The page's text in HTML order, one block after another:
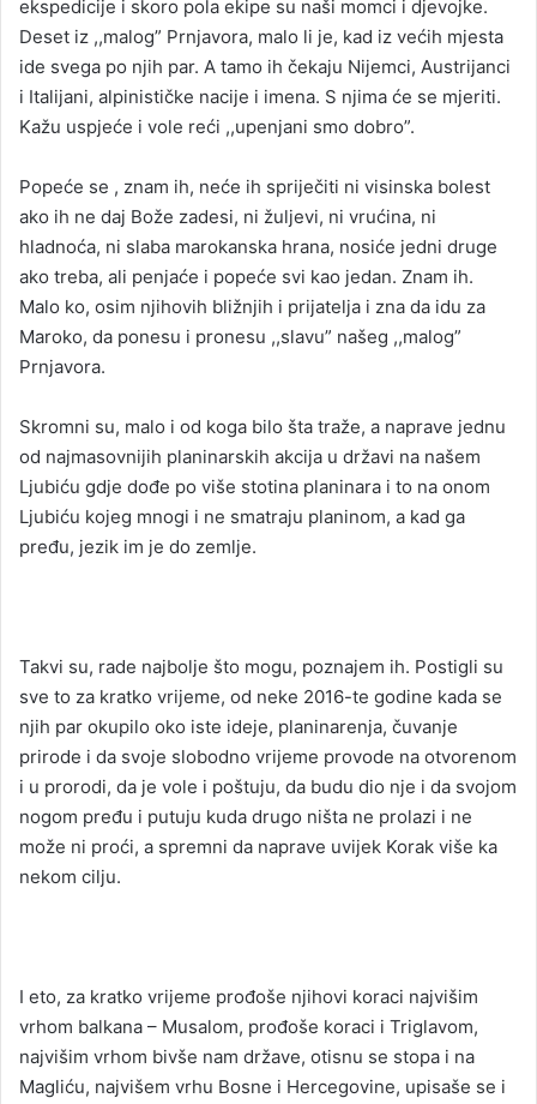
ekspedicije i skoro pola ekipe su naši momci i djevojke.
Deset iz ,,malog” Prnjavora, malo li je, kad iz većih mjesta
ide svega po njih par. A tamo ih čekaju Nijemci, Austrijanci
i Italijani, alpinističke nacije i imena. S njima će se mjeriti.
Kažu uspjeće i vole reći ,,upenjani smo dobro”.
Popeće se , znam ih, neće ih spriječiti ni visinska bolest
ako ih ne daj Bože zadesi, ni žuljevi, ni vrućina, ni
hladnoća, ni slaba marokanska hrana, nosiće jedni druge
ako treba, ali penjaće i popeće svi kao jedan. Znam ih.
Malo ko, osim njihovih bližnjih i prijatelja i zna da idu za
Maroko, da ponesu i pronesu ,,slavu” našeg ,,malog”
Prnjavora.
Skromni su, malo i od koga bilo šta traže, a naprave jednu
od najmasovnijih planinarskih akcija u državi na našem
Ljubiću gdje dođe po više stotina planinara i to na onom
Ljubiću kojeg mnogi i ne smatraju planinom, a kad ga
pređu, jezik im je do zemlje.
Takvi su, rade najbolje što mogu, poznajem ih. Postigli su
sve to za kratko vrijeme, od neke 2016-te godine kada se
njih par okupilo oko iste ideje, planinarenja, čuvanje
prirode i da svoje slobodno vrijeme provode na otvorenom
i u prorodi, da je vole i poštuju, da budu dio nje i da svojom
nogom pređu i putuju kuda drugo ništa ne prolazi i ne
može ni proći, a spremni da naprave uvijek Korak više ka
nekom cilju.
I eto, za kratko vrijeme prođoše njihovi koraci najvišim
vrhom balkana – Musalom, prođoše koraci i Triglavom,
najvišim vrhom bivše nam države, otisnu se stopa i na
Magliću, najvišem vrhu Bosne i Hercegovine, upisaše se i